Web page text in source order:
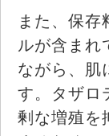
また、保
ルが含まれ
ながら、肌
す。タザロ
剰な増殖を